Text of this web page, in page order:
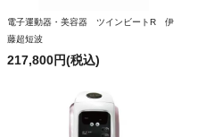
電子運動器・美容器 ツインビートR 伊
藤超短波
217,800円(税込)